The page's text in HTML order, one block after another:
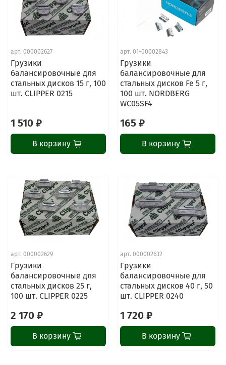
арт. 000002627
Грузики
балансировочные для
стальных дисков 15 г, 100
шт. CLIPPER 0215
1 510 ₽
В корзину
арт. 01-00002843
Грузики
балансировочные для
стальных дисков Fe 5 г,
100 шт. NORDBERG
WC05SF4
165 ₽
В корзину
арт. 000002629
Грузики
балансировочные для
стальных дисков 25 г,
100 шт. CLIPPER 0225
2 170 ₽
В корзину
арт. 000002632
Грузики
балансировочные для
стальных дисков 40 г, 50
шт. CLIPPER 0240
1 720 ₽
В корзину